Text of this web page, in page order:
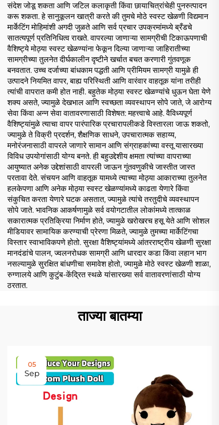
संदेश जोडू शकता आणि जटिल कलाकृती किंवा छायाचित्रांचेही पुनरुत्पादन
करू शकता. हे सानुकूलन खात्री करते की तुमचे मोठे स्वस्ट खेळणी विद्यमान
मार्केटिंग मोहिमांशी अगदी जुळते आणि सर्व प्रचार उपक्रमांमध्ये ब्रँडचे
सातत्यपूर्ण प्रतिनिधित्व राखते. वापरल्या जाणाऱ्या सामग्रीची टिकाऊपणाची
वैशिष्ट्ये मोठ्या स्वस्ट खेळण्यांना फेकून दिल्या जाणाऱ्या जाहिरातीच्या
सामग्रीच्या तुलनेत दीर्घकालीन दृष्टीने खर्चात बचत करणारी गुंतवणूक
बनवतात. उच्च दर्जाच्या बांधकाम पद्धती आणि प्रीमियम सामग्री यामुळे ही
उत्पादने नियमित वापर, बाह्य परिस्थिती आणि वारंवार वाहतूक यांना तरीही
त्यांची वापरात कमी होत नाही. बहुतेक मोठ्या स्वस्ट खेळण्यांचे धुऊन घेता येणे
शक्य असते, ज्यामुळे देखभाल आणि स्वच्छता व्यवस्थापन सोपे जाते, जे आरोग्य
सेवा किंवा अन्न सेवा वातावरणासाठी विशेषत: महत्त्वाचे आहे. वैविध्यपूर्ण
वैशिष्ट्यांमुळे त्याचा वापर पारंपारिक प्रचारापलीकडे विस्तारला जाऊ शकतो,
ज्यामुळे ते विक्री प्रदर्शन, शैक्षणिक साधने, उपचारात्मक सहाय्य,
मनोरंजनासाठी वापरले जाणारे सामान आणि संग्राहकांच्या वस्तू यासारख्या
विविध उपयोगांसाठी योग्य बनते. ही बहुउद्देशीय क्षमता त्यांच्या वापराच्या
आयुष्यात अनेक उद्देशांसाठी वापरली जाऊन गुंतवणुकीचे जास्तीत जास्त
परतावा देते. संचयन आणि वाहतूक यामध्ये त्याच्या मोठ्या आकाराच्या तुलनेत
हलकेपणा आणि अनेक मोठ्या स्वस्ट खेळण्यांमध्ये काढता येणारे किंवा
संकुचित करता येणारे घटक असतात, ज्यामुळे त्यांचे तरतुदीचे व्यवस्थापन
सोपे जाते. भावनिक आकर्षणामुळे सर्व वयोगटातील लोकांमध्ये तात्काळ
सकारात्मक प्रतिक्रिया निर्माण होते, ज्यामुळे खरोखरच हसू येते आणि सोशल
मीडियावर सामायिक करण्याची प्रेरणा मिळते, ज्यामुळे तुमच्या मार्केटिंगचा
विस्तार स्वाभाविकपणे होतो. सुरक्षा वैशिष्ट्यांमध्ये आंतरराष्ट्रीय खेळणी सुरक्षा
मानदंडांचे पालन, ज्वलनरोधक सामग्री आणि धारदार कडा किंवा लहान भाग
नसल्यामुळे सुरक्षित बांधणीचा समावेश होतो, ज्यामुळे मोठे स्वस्ट खेळणी शाळा,
रुग्णालये आणि कुटुंब-केंद्रित स्थळे यांसारख्या सर्व वातावरणांसाठी योग्य
ठरतात.
ताज्या बातम्या
05
Sep